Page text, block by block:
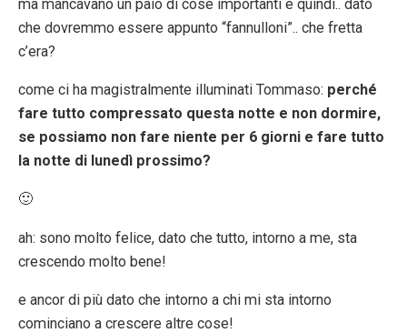
ma mancavano un paio di cose importanti e quindi.. dato
che dovremmo essere appunto “fannulloni”.. che fretta
c’era?
come ci ha magistralmente illuminati Tommaso: perché
fare tutto compressato questa notte e non dormire,
se possiamo non fare niente per 6 giorni e fare tutto
la notte di lunedì prossimo?
🙂
ah: sono molto felice, dato che tutto, intorno a me, sta
crescendo molto bene!
e ancor di più dato che intorno a chi mi sta intorno
cominciano a crescere altre cose!